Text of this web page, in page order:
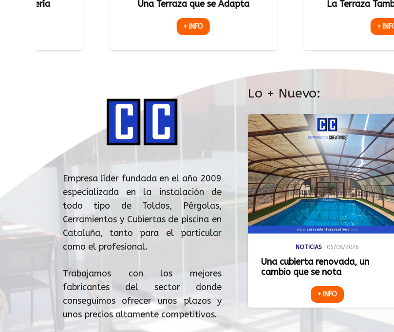
Una Terraza que se Adapta La Terraza También de Noche
Empresa líder fundada en el año 2009
especializada en la instalación de
todo tipo de Toldos, Pérgolas,
Cerramientos y Cubiertas de piscina en
Cataluña, tanto para el particular
como el profesional.
Trabajamos con los mejores
fabricantes del sector donde
conseguimos ofrecer unos plazos y
unos precios altamente competitivos.
Lo + Nuevo:
NOTICIAS 06/08/2026
Una cubierta renovada, un
cambio que se nota
+ INFO